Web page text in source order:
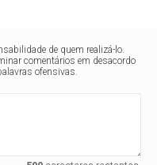
de quem realizá-lo.
comentários em desacordo
ofensivas.